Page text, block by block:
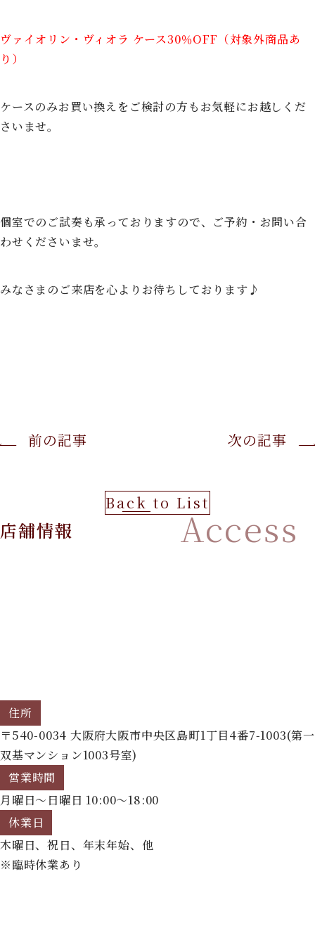
ヴァイオリン・ヴィオラ ケース30％OFF（対象外商品あ
り）
ケースのみお買い換えをご検討の方もお気軽にお越しくだ
さいませ。
個室でのご試奏も承っておりますので、ご予約・お問い合
わせくださいませ。
みなさまのご来店を心よりお待ちしております♪
前の記事 次の記事
Back to List
Access
店舗情報
住所
〒540-0034 大阪府大阪市中央区島町1丁目4番7-1003(第一
双基マンション1003号室)
営業時間
月曜日～日曜日 10:00～18:00
休業日
木曜日、祝日、年末年始、他
※臨時休業あり